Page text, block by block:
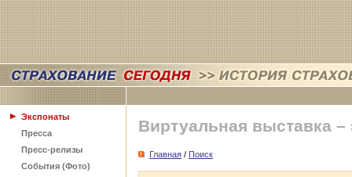
Экспонаты
Пресса
Пресс-релизы
События (Фото)
Виртуальная выставка –
Главная / Поиск